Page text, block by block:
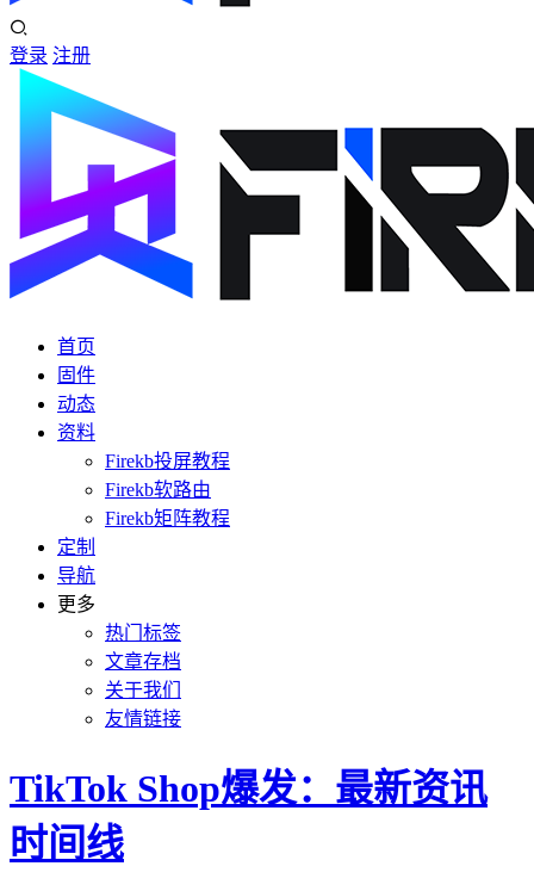
登录 注册
首页
固件
动态
资料
Firekb投屏教程
Firekb软路由
Firekb矩阵教程
定制
导航
更多
热门标签
文章存档
关于我们
友情链接
TikTok Shop爆发：最新资讯
时间线